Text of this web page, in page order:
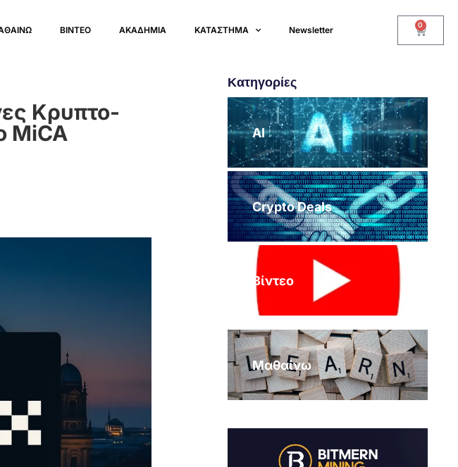
ΒΙΝΤΕΟ ΑΚΑΔΗΜΙΑ ΚΑΤΑΣΤΗΜΑ Newsletter 0
Κρυπτο-
MiCA
Κατηγορίες
AI
Crypto Deals
Βίντεο
Μαθαίνω